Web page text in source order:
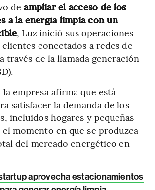
deampliar el acceso de los
a la energía limpia con un
, Luz inició sus operaciones
conectados a redes de
través de la llamada generación
empresa afirma que está
satisfacer la demanda de los
incluidos hogares y pequeñas
el momento en que se produzca
del mercado energético en
aprovecha estacionamientos